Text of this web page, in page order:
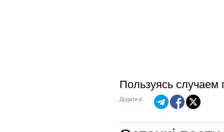
Пользуясь случаем
Додати в: